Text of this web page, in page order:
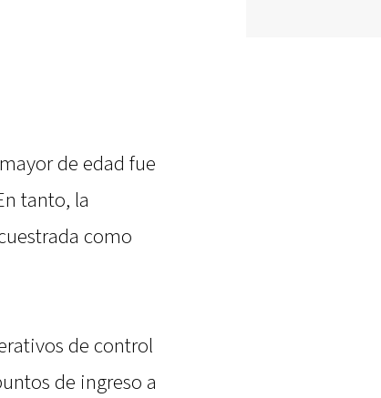
de edad fue
tanto, la
como
de control
de ingreso a